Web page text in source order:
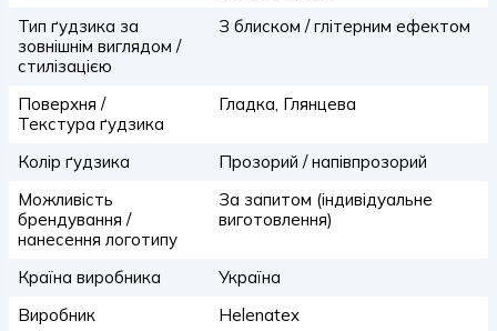
Тип ґудзика за
зовнішнім виглядом /
стилізацією
З блиском / глітерним ефектом
Поверхня /
Текстура ґудзика
Гладка, Глянцева
Колір ґудзика
Прозорий / напівпрозорий
Можливість
брендування /
нанесення логотипу
За запитом (індивідуальне
виготовлення)
Країна виробника
Україна
Виробник
Helenatex